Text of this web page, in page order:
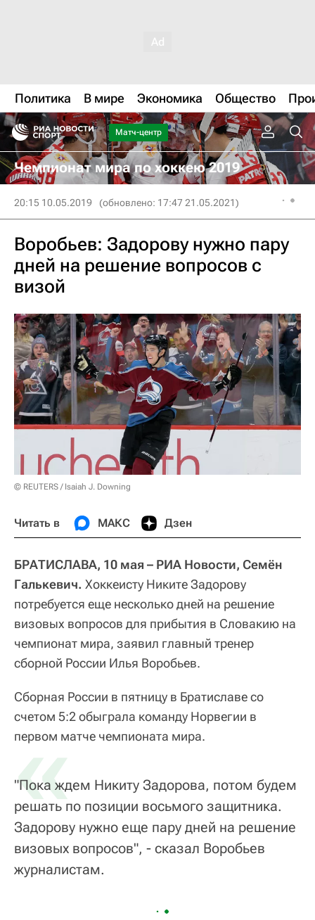
Политика В мире Экономика Общество
Матч-центр
Чемпионат мира по хоккею 2019
20:15 10.05.2019 (обновлено: 17:47 21.05.2021)
Воробьев: Задорову нужно пару
дней на решение вопросов с
визой
© REUTERS / Isaiah J. Downing
Читать в МАКС Дзен
БРАТИСЛАВА, 10 мая – РИА Новости, Семён
Галькевич. Хоккеисту Никите Задорову
потребуется еще несколько дней на решение
визовых вопросов для прибытия в Словакию на
чемпионат мира, заявил главный тренер
сборной России Илья Воробьев.
Сборная России в пятницу в Братиславе со
счетом 5:2 обыграла команду Норвегии в
первом матче чемпионата мира.
«
"Пока ждем Никиту Задорова, потом будем
решать по позиции восьмого защитника.
Задорову нужно еще пару дней на решение
визовых вопросов", - сказал Воробьев
журналистам.